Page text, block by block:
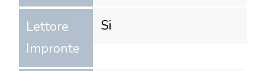
Lettore
Impronte
Si